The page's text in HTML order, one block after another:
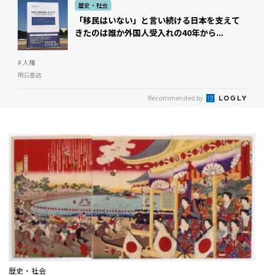
歴史・社会
「移民はいない」と言い続ける日本を支えて
きたのは誰か――外国人受入れの40年から...
# 人権
明石書店
Recommended by
歴史・社会